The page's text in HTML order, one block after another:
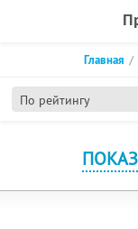
По рейтингу
Главная